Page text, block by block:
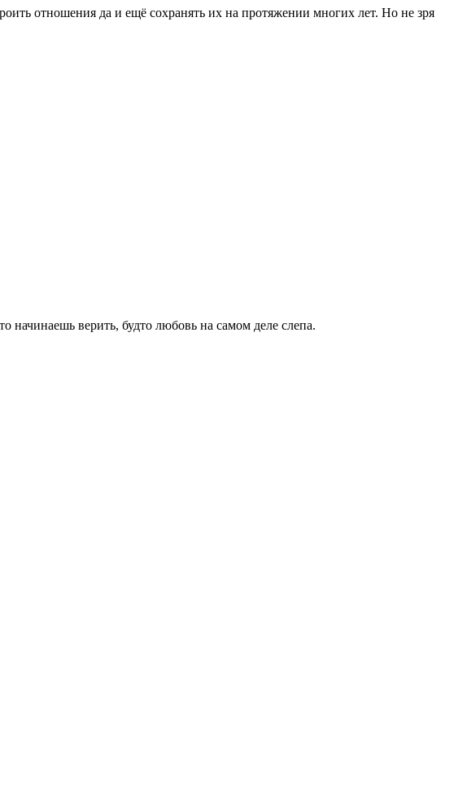
отношения да и ещё сохранять их на протяжении многих лет. Но не зря
начинаешь верить, будто любовь на самом деле слепа.